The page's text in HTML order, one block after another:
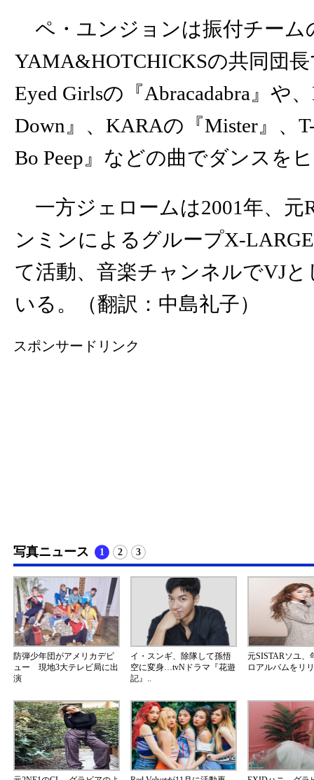
ペ・ユンジョンは振付チーム
YAMA&HOTCHICKSの共同団
Eyed Girlsの『Abracadabra』や
Down』、KARAの『Mister』、
Bo Peep』などの曲でダンスを
一方ジェロームは2001年、元
ンミンによるグループX-
て活動、音楽チャンネルでVJ
いる。（翻訳：中島礼子）
スポンサードリンク
写真ニュース 1 2 3
防弾少年団がアメリカデビ
ュー 現地3大テレビ局に出
演
イ・スンギ、除隊して孫悟
空に変身…tvNドラマ『花遊
記』..
元SISTARソユ、
ロアルバムをリ